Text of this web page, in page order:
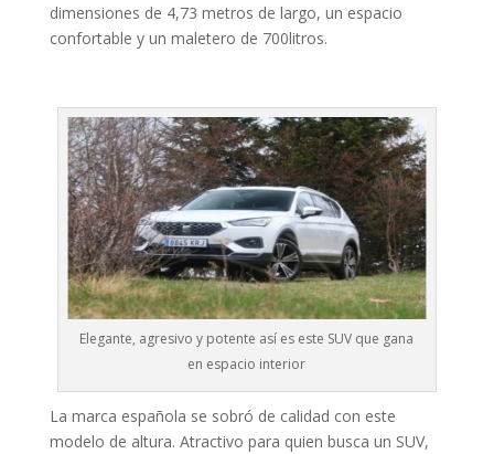
dimensiones de 4,73 metros de largo, un espacio
confortable y un maletero de 700litros.
Elegante, agresivo y potente así es este SUV que gana
en espacio interior
La marca española se sobró de calidad con este
modelo de altura. Atractivo para quien busca un SUV,